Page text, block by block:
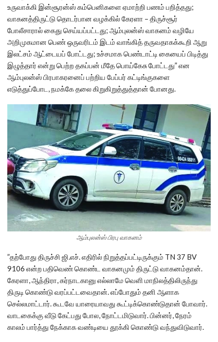
உருவாக்கி இன்சூரன்ஸ் கம்பெனிகளை ஏமாற்றி பணம் பறித்தது;
வாகனத்திருட்டு தொடர்பான வழக்கில் கேரளா – திருச்சூர்
போலீசாரால் கைது செய்யப்பட்டது; ஆம்புலன்ஸ் வாகனம் வழியே
அறிமுகமான பெண் ஒருவரிடம் இடம் வாங்கித் தருவதாகக்கூறி ஆறு
இலட்சம் ஆட்டையப் போட்டது; உச்சமாக பெண்டாட்டி கையைப் பிடித்து
இழுத்தார் என்று பெற்ற தகப்பன் மீதே பொய்கேசு போட்டது” என
ஆம்புலன்ஸ் பிரபாகரனைப் பற்றிய பேப்பர் கட்டிங்குகளை
எடுத்துப்போட, நமக்கே தலை கிறுகிறுத்துத்தான் போனது.
ஆம்புலன்ஸ் பிரபு வாகனம்
”தற்போது திருச்சி ஜி.எச். எதிரில் நிறுத்தப்பட்டிருக்கும் TN 37 BV
9106 என்ற பதிவெண் கொண்ட வாகனமும் திருட்டு வாகனம்தான்.
கேரளா, ஆந்திரா, கர்நாடகானு எல்லாமே வெளி மாநிலத்திலிருந்து
திருடி கொண்டு வரப்பட்டவைதான். எப்போதும் தனி ஆளாக
செல்லமாட்டார். கூடவே யாரையாவது கூட்டிக்கொண்டுதான் போவார்.
வாடகைக்கு வீடு கேட்பது போல, நோட்டமிடுவார். பின்னர், நேரம்
காலம் பார்த்து நேக்காக வண்டியை தூக்கி கொண்டு வந்துவிடுவார்.